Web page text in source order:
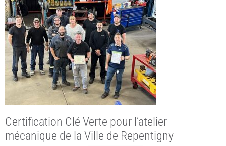
Certification Clé Verte pour l’atelier
mécanique de la Ville de Repentigny